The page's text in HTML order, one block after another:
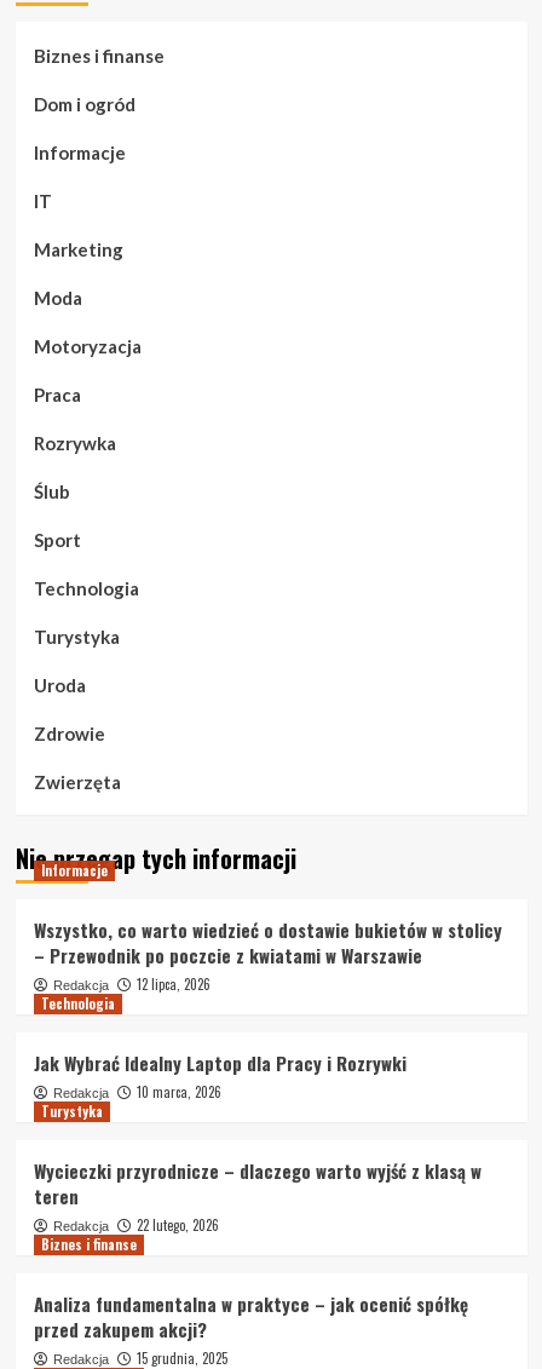
Biznes i finanse
Dom i ogród
Informacje
IT
Marketing
Moda
Motoryzacja
Praca
Rozrywka
Ślub
Sport
Technologia
Turystyka
Uroda
Zdrowie
Zwierzęta
Nie przegap tych informacji
Informacje
Wszystko, co warto wiedzieć o dostawie bukietów w stolicy
– Przewodnik po poczcie z kwiatami w Warszawie
Redakcja
12 lipca, 2026
Technologia
Jak Wybrać Idealny Laptop dla Pracy i Rozrywki
Redakcja
10 marca, 2026
Turystyka
Wycieczki przyrodnicze – dlaczego warto wyjść z klasą w
teren
Redakcja
22 lutego, 2026
Biznes i finanse
Analiza fundamentalna w praktyce – jak ocenić spółkę
przed zakupem akcji?
Redakcja
15 grudnia, 2025